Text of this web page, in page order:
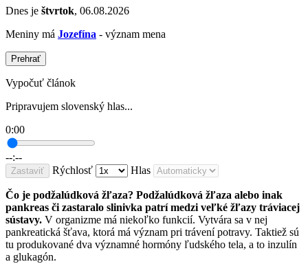
Dnes je štvrtok, 06.08.2026
Meniny má Jozefína - význam mena
Prehrať
Vypočuť článok
Pripravujem slovenský hlas...
0:00
--:--
Zastaviť Rýchlosť Hlas
Čo je podžalúdková žľaza? Podžalúdková žľaza alebo inak
pankreas či zastaralo slinivka patrí medzi veľké žľazy tráviacej
sústavy. V organizme má niekoľko funkcií. Vytvára sa v nej
pankreatická šťava, ktorá má význam pri trávení potravy. Taktiež sú
tu produkované dva významné hormóny ľudského tela, a to inzulín
a glukagón.